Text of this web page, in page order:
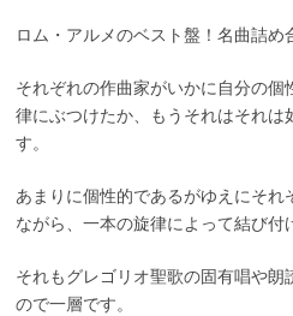
ロム・アルメのベスト盤！名曲詰め
それぞれの作曲家がいかに自分の個
律にぶつけたか、もうそれはそれは
す。
あまりに個性的であるがゆえにそれ
ながら、一本の旋律によって結び付
それもグレゴリオ聖歌の固有唱や
ので一層です。